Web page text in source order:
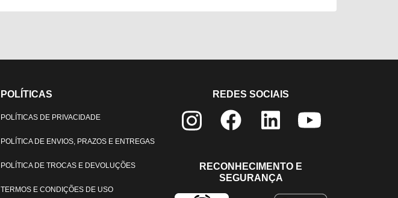
POLÍTICAS
POLÍTICAS DE PRIVACIDADE
POLÍTICA DE ENVIOS, PRAZOS E ENTREGAS
POLÍTICA DE TROCAS E DEVOLUÇÕES
TERMOS E CONDIÇÕES DE USO
REDES SOCIAIS
RECONHECIMENTO E
SEGURANÇA